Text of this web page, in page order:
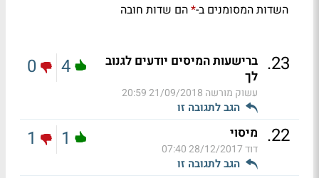
השדות המסומנים ב-*הם שדות חובה
23
.
ברישעות המיסים יודעים לגנוב
לך
עשוק מורשה 21/09/2018 20:59
הגב לתגובה זו
4
0
22
. מיסוי
דוד28/12/2017 07:40
הגב לתגובה זו
1
1